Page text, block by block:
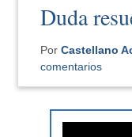
Duda
PorCastellano
comentarios